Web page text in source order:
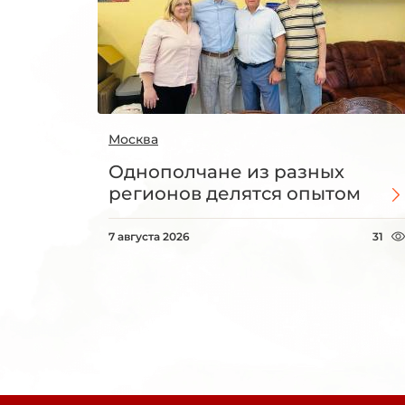
Москва
Однополчане из разных
регионов делятся опытом
7 августа 2026 31